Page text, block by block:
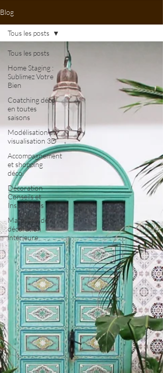
Blog
Tous les posts
Home Staging :
Sublimez Votre
Bien
Coatching déco
en toutes
saisons
Modélisation et
visualisation 3D
Accompagnement
et shopping
déco.
Décoration
Conseils et
Inspirations
Matériaux de
décoration
intérieure
Tous les posts